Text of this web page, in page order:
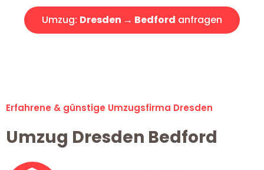
Umzug: Dresden → Bedford anfragen
Erfahrene & günstige Umzugsfirma Dresden
Umzug Dresden Bedford